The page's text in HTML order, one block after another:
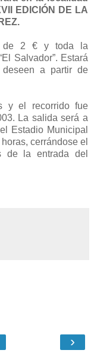
EDICIÓN DE LA
de 2 € y toda la
Salvador”. Estará
a partir de
y el recorrido fue
La salida será a
Estadio Municipal
cerrándose el
de la entrada del
›